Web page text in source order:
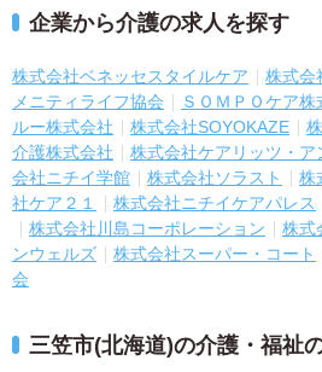
企業から介護の求人を探す
株式会社ベネッセスタイルケア 株式会
メニティライフ協会
ＳＯＭＰＯケア株
ルー株式会社
株式会社SOYOKAZE
介護株式会社
株式会社ケアリッツ・
会社ニチイ学館
株式会社ソラスト 株
社ケア２１
株式会社ニチイケアパレス
株式会社川島コーポレーション
株式
ンウェルズ
株式会社スーパー・コート
会
三笠市(北海道)の介護・福祉